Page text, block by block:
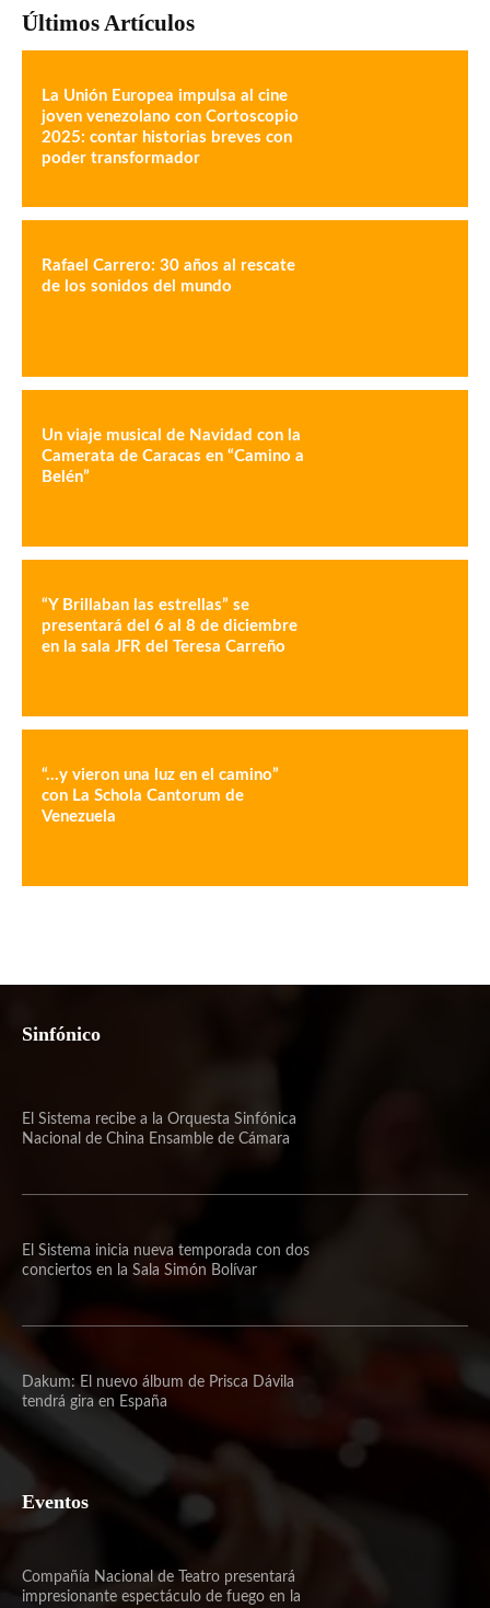
Últimos Artículos
La Unión Europea impulsa al cine
joven venezolano con Cortoscopio
2025: contar historias breves con
poder transformador
Rafael Carrero: 30 años al rescate
de los sonidos del mundo
Un viaje musical de Navidad con la
Camerata de Caracas en “Camino a
Belén”
“Y Brillaban las estrellas” se
presentará del 6 al 8 de diciembre
en la sala JFR del Teresa Carreño
“…y vieron una luz en el camino”
con La Schola Cantorum de
Venezuela
Sinfónico
El Sistema recibe a la Orquesta Sinfónica
Nacional de China Ensamble de Cámara
El Sistema inicia nueva temporada con dos
conciertos en la Sala Simón Bolívar
Dakum: El nuevo álbum de Prisca Dávila
tendrá gira en España
Eventos
Compañía Nacional de Teatro presentará
impresionante espectáculo de fuego en la